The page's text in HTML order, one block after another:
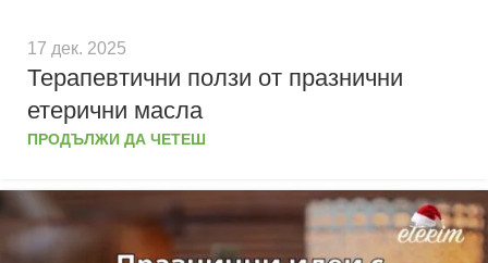
17 дек. 2025
Терапевтични ползи от празнични
етерични масла
ПРОДЪЛЖИ ДА ЧЕТЕШ